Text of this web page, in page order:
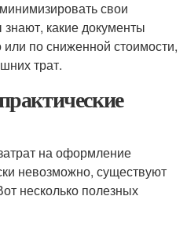
свои
какие документы
по сниженной стоимости,
трат.
на оформление
невозможно, существуют
несколько полезных